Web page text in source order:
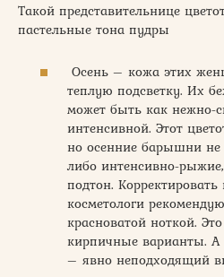
Такой представительнице
пастельные тона пудры
Осень – кожа этих
теплую подсветку. Их
может быть как нежно-
интенсивной. Этот
но осенние барышни
либо интенсивно-
подтон.
косметологи
красноватой ноткой.
кирпичные варианты.
– явно неподходящий